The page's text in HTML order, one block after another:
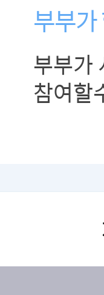
부부가
부부가
참여할